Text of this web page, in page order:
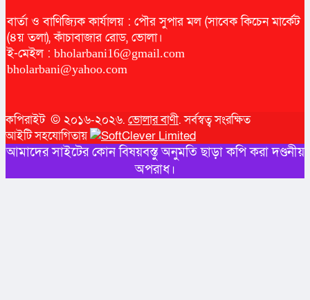
বার্তা ও বাণিজ্যিক কার্যালয় : পৌর সুপার মল (সাবেক কিচেন মার্কেট
(৪য় তলা), কাঁচাবাজার রোড, ভোলা।
ই-মেইল : bholarbani16@gmail.com
bholarbani@yahoo.com
কপিরাইট © ২০১৬-২০২৬. ভোলার বাণী. সর্বস্বত্ব সংরক্ষিত
আইটি সহযোগিতায়
আমাদের সাইটের কোন বিষয়বস্তু অনুমতি ছাড়া কপি করা দণ্ডনীয়
অপরাধ।